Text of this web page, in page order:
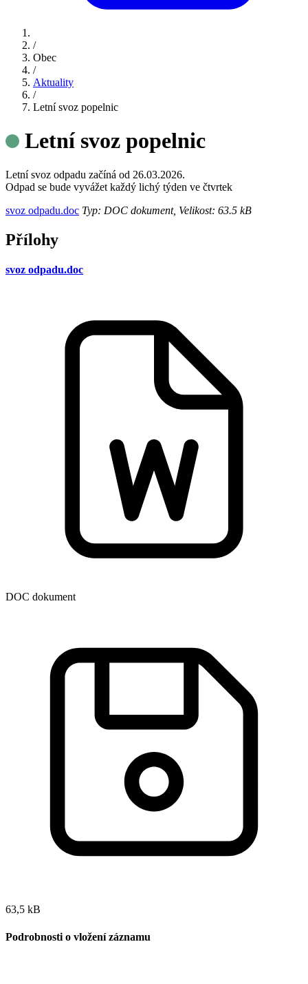
/
Obec
/
Aktuality
/
Letní svoz popelnic
Letní svoz popelnic
Letní svoz odpadu začíná od 26.03.2026.
Odpad se bude vyvážet každý lichý týden ve čtvrtek
svoz odpadu.doc Typ: DOC dokument, Velikost: 63.5 kB
Přílohy
svoz odpadu.doc
DOC dokument
63,5 kB
Podrobnosti o vložení záznamu